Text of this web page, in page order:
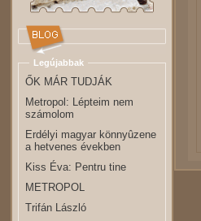
Legújabbak
ŐK MÁR TUDJÁK
Metropol: Lépteim nem
számolom
Erdélyi magyar könnyûzene
a hetvenes években
Kiss Éva: Pentru tine
METROPOL
Trifán László